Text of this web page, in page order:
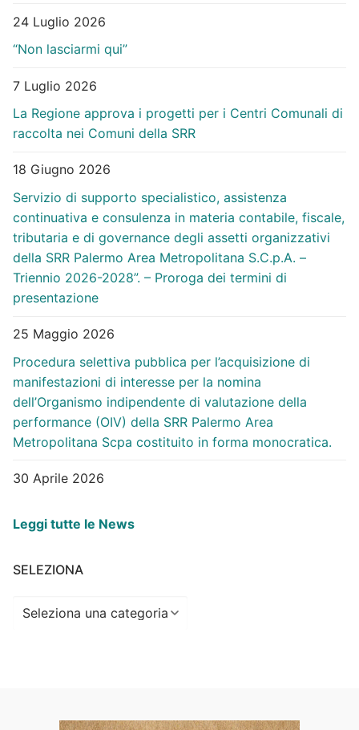
24 Luglio 2026
“Non lasciarmi qui”
7 Luglio 2026
La Regione approva i progetti per i Centri Comunali di
raccolta nei Comuni della SRR
18 Giugno 2026
Servizio di supporto specialistico, assistenza
continuativa e consulenza in materia contabile, fiscale,
tributaria e di governance degli assetti organizzativi
della SRR Palermo Area Metropolitana S.C.p.A. –
Triennio 2026-2028”. – Proroga dei termini di
presentazione
25 Maggio 2026
Procedura selettiva pubblica per l’acquisizione di
manifestazioni di interesse per la nomina
dell’Organismo indipendente di valutazione della
performance (OIV) della SRR Palermo Area
Metropolitana Scpa costituito in forma monocratica.
30 Aprile 2026
Leggi tutte le News
SELEZIONA
Seleziona